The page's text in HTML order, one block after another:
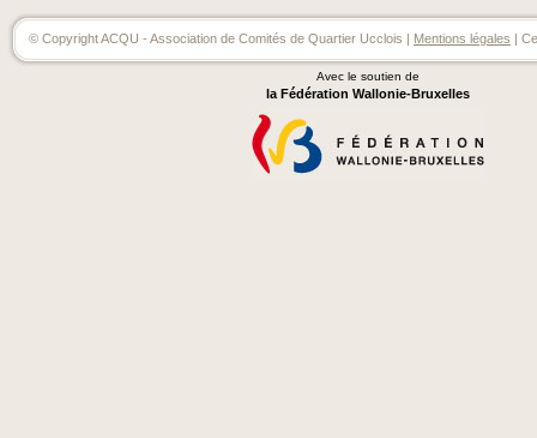
© Copyright ACQU - Association de Comités de Quartier Ucclois | Mentions légales |
Avec le soutien de
la Fédération Wallonie-Bruxelles